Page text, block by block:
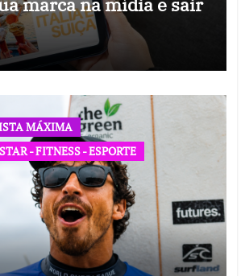
MÁXIMA
- FITNESS - ESPORTE